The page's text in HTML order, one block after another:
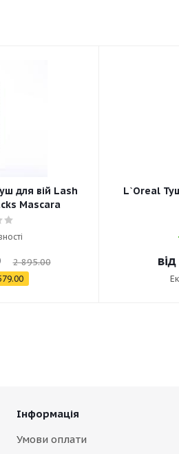
для вій Lash
Mascara
2 895.00
L`Oreal
від
Інформація
Умови оплати